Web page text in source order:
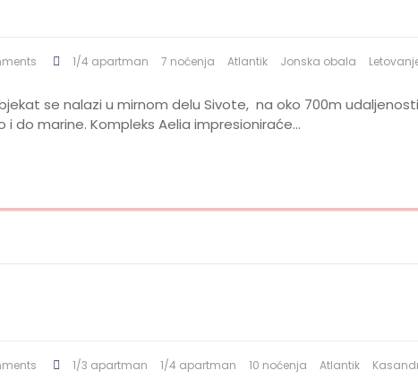
1/4 apartman 7 noćenja Atlantik Jonska obala
se nalazi u mirnom delu Sivote, na oko 700m
i do marine. Kompleks Aelia impresioniraće…
1/3 apartman 1/4 apartman 10 noćenja Atlantik